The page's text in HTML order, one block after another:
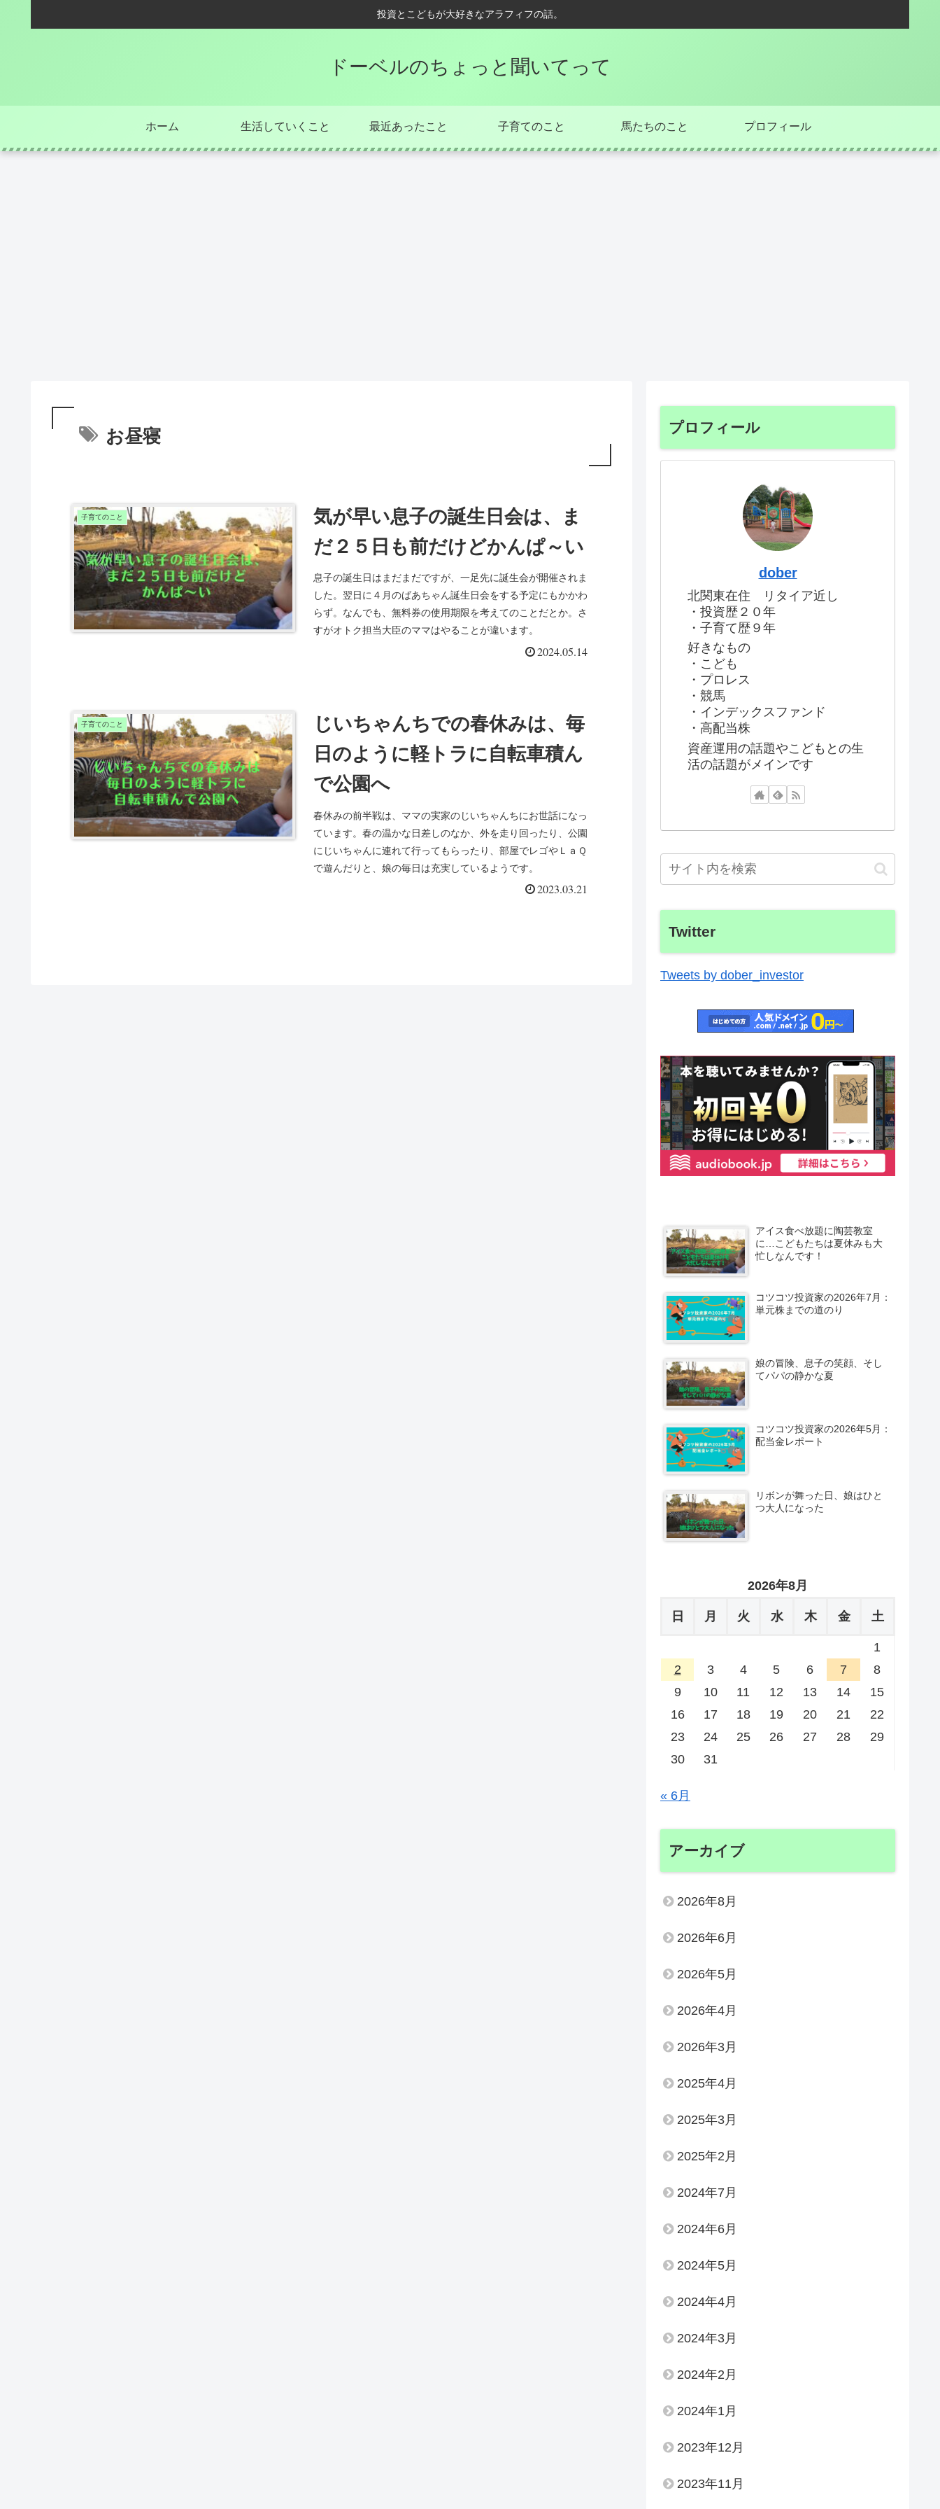
投資とこどもが大好きなアラフィフの話。
ドーベルのちょっと聞いてって
ホーム 生活していくこと 最近あったこと 子育てのこと 馬たちのこと プロフィール
お昼寝
子育てのこと
気が早い息子の誕生日会は、ま
だ２５日も前だけどかんぱ～い
息子の誕生日はまだまだですが、一足先に誕生会が開催されま
した。翌日に４月のばあちゃん誕生日会をする予定にもかかわ
らず。なんでも、無料券の使用期限を考えてのことだとか。さ
すがオトク担当大臣のママはやることが違います。
2024.05.14
子育てのこと
じいちゃんちでの春休みは、毎
日のように軽トラに自転車積ん
で公園へ
春休みの前半戦は、ママの実家のじいちゃんちにお世話になっ
ています。春の温かな日差しのなか、外を走り回ったり、公園
にじいちゃんに連れて行ってもらったり、部屋でレゴやＬａＱ
で遊んだりと、娘の毎日は充実しているようです。
2023.03.21
プロフィール
dober
北関東在住 リタイア近し
・投資歴２０年
・子育て歴９年
好きなもの
・こども
・プロレス
・競馬
・インデックスファンド
・高配当株
資産運用の話題やこどもとの生
活の話題がメインです
Twitter
Tweets by dober_investor
アイス食べ放題に陶芸教室
に…こどもたちは夏休みも大
忙しなんです！
コツコツ投資家の2026年7月：
単元株までの道のり
娘の冒険、息子の笑顔、そし
てパパの静かな夏
コツコツ投資家の2026年5月：
配当金レポート
リボンが舞った日、娘はひと
つ大人になった
2026年8月
日 月 火 水 木 金 土
1
2
3 4 5 6 7
8
9
10 11 12 13 14
15
16
17 18 19 20 21
22
23
24 25 26 27 28
29
30
31
« 6月
アーカイブ
2026年8月
2026年6月
2026年5月
2026年4月
2026年3月
2025年4月
2025年3月
2025年2月
2024年7月
2024年6月
2024年5月
2024年4月
2024年3月
2024年2月
2024年1月
2023年12月
2023年11月